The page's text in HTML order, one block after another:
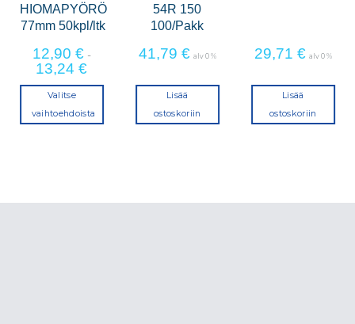
HIOMAPYÖRÖ
77mm 50kpl/ltk
12,90 €-
13,24€
Valitse
vaihtoehdoista
54R 150
100/Pakk
41,79 € alv 0 %
Lisää
ostoskoriin
29,71 € alv 0 %
Lisää
ostoskoriin